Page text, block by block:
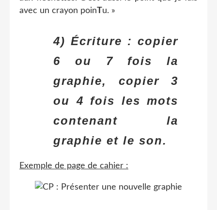
avec un crayon poinTu. »
4) Écriture : copier
6 ou 7 fois la
graphie, copier 3
ou 4 fois les mots
contenant la
graphie et le son.
Exemple de page de cahier :